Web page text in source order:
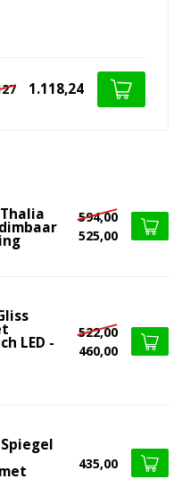
1.118,24
594,00
525,00
LED -
522,00
460,00
435,00